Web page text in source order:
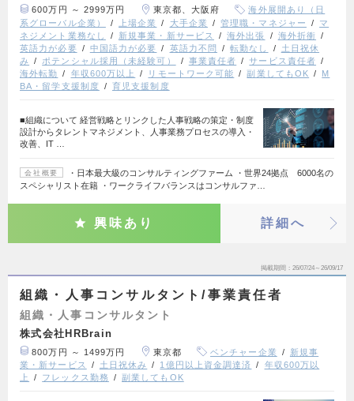
600万円 ～ 2999万円 東京都、大阪府
海外展開あり（日
系グローバル企業）
上場企業 大手企業 管理職・マネジャー
マ
ネジメント業務なし
新規事業・新サービス 海外出張
海外折衝
英語力が必要
中国語力が必要 英語力不問 転勤なし
土日祝休
み
ポテンシャル採用（未経験可） 事業責任者
サービス責任者
海外転勤
年収600万以上 リモートワーク可能 副業してもOK
M
BA・留学支援制度
育児支援制度
■組織について 経営戦略とリンクした人事戦略の策定・制度
設計からタレントマネジメント、人事業務プロセスの導入・
改善、IT …
会社概要
・日本最大級のコンサルティングファーム ・世界24拠点 6000名の
スペシャリスト在籍 ・ワークライフバランスはコンサルファ…
興味あり 詳細へ
掲載期間 26/07/24～26/09/17
組織・人事コンサルタント/事業責任者
組織・人事コンサルタント
株式会社HRBrain
800万円 ～ 1499万円 東京都 ベンチャー企業
新規事
業・新サービス
土日祝休み 1億円以上資金調達済
年収600万以
上
フレックス勤務 副業してもOK